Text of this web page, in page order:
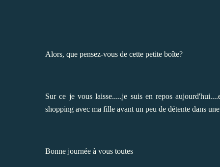
Alors, que pensez-vous de cette petite boîte?
Sur ce je vous laisse.....je suis en repos
shopping avec ma fille avant un peu de détente dans
Bonne journée à vous toutes